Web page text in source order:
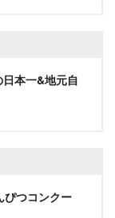
本一&地元自
つコンクー